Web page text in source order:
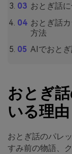
おとぎ話
おとぎ話
方法
AIでおと
おとぎ
いる理由
おとぎ話のパレ
すみ前の物語、